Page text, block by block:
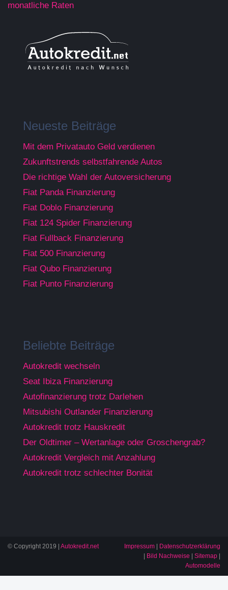
monatliche Raten
Neueste Beiträge
Mit dem Privatauto Geld verdienen
Zukunftstrends selbstfahrende Autos
Die richtige Wahl der Autoversicherung
Fiat Panda Finanzierung
Fiat Doblo Finanzierung
Fiat 124 Spider Finanzierung
Fiat Fullback Finanzierung
Fiat 500 Finanzierung
Fiat Qubo Finanzierung
Fiat Punto Finanzierung
Beliebte Beiträge
Autokredit wechseln
Seat Ibiza Finanzierung
Autofinanzierung trotz Darlehen
Mitsubishi Outlander Finanzierung
Autokredit trotz Hauskredit
Der Oldtimer – Wertanlage oder Groschengrab?
Autokredit Vergleich mit Anzahlung
Autokredit trotz schlechter Bonität
© Copyright 2019 | Autokredit.net Impressum
Datenschutzerklärung
Bild Nachweise Sitemap
Automodelle